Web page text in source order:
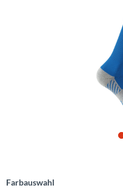
Farbauswahl